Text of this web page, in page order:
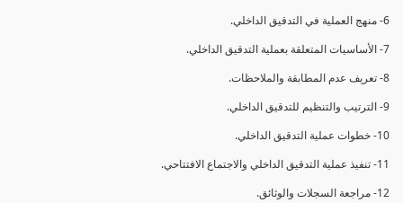
6- منهج العملية في التدقيق الداخلي.
7- الأساسيات المتعلقة بعملية التدقيق الداخلي.
8- تعريف عدم المطابقة والملاحظات.
9- الترتيب والتنظيم للتدقيق الداخلي.
10- خطوات عملية التدقيق الداخلي.
11- تنفيذ عملية التدقيق الداخلي والاجتماع الافتتاحي.
12- مراجعة السجلات والوثائق.